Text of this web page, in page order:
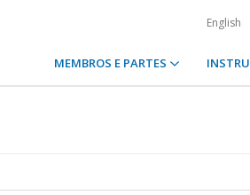
English
MEMBROS E PARTES